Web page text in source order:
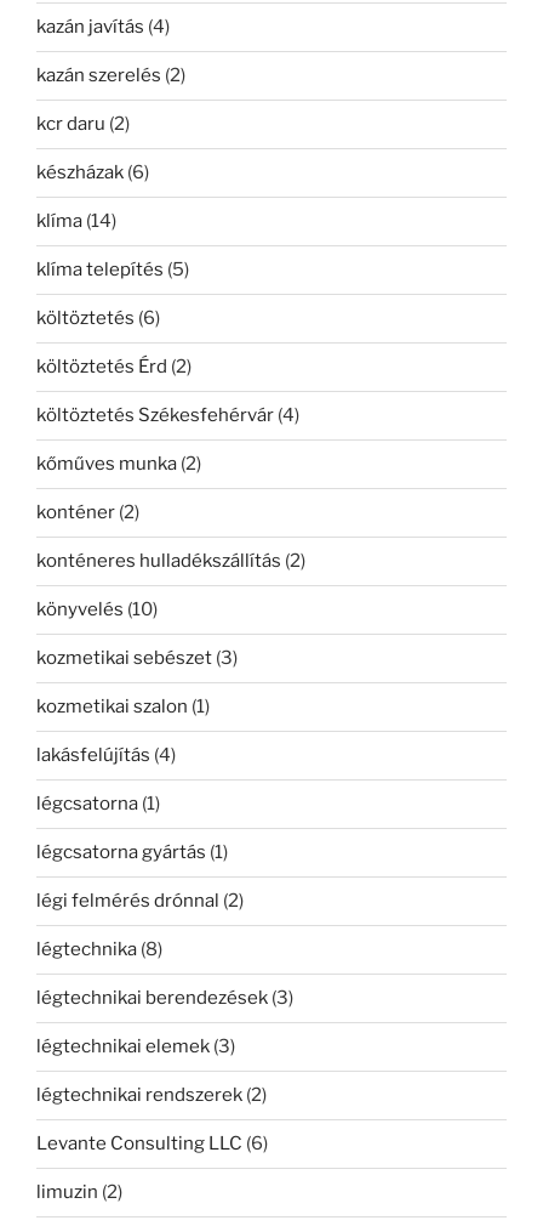
kazán javítás (4)
kazán szerelés (2)
kcr daru (2)
készházak (6)
klíma (14)
klíma telepítés (5)
költöztetés (6)
költöztetés Érd (2)
költöztetés Székesfehérvár (4)
kőműves munka (2)
konténer (2)
konténeres hulladékszállítás (2)
könyvelés (10)
kozmetikai sebészet (3)
kozmetikai szalon (1)
lakásfelújítás (4)
légcsatorna (1)
légcsatorna gyártás (1)
légi felmérés drónnal (2)
légtechnika (8)
légtechnikai berendezések (3)
légtechnikai elemek (3)
légtechnikai rendszerek (2)
Levante Consulting LLC (6)
limuzin (2)